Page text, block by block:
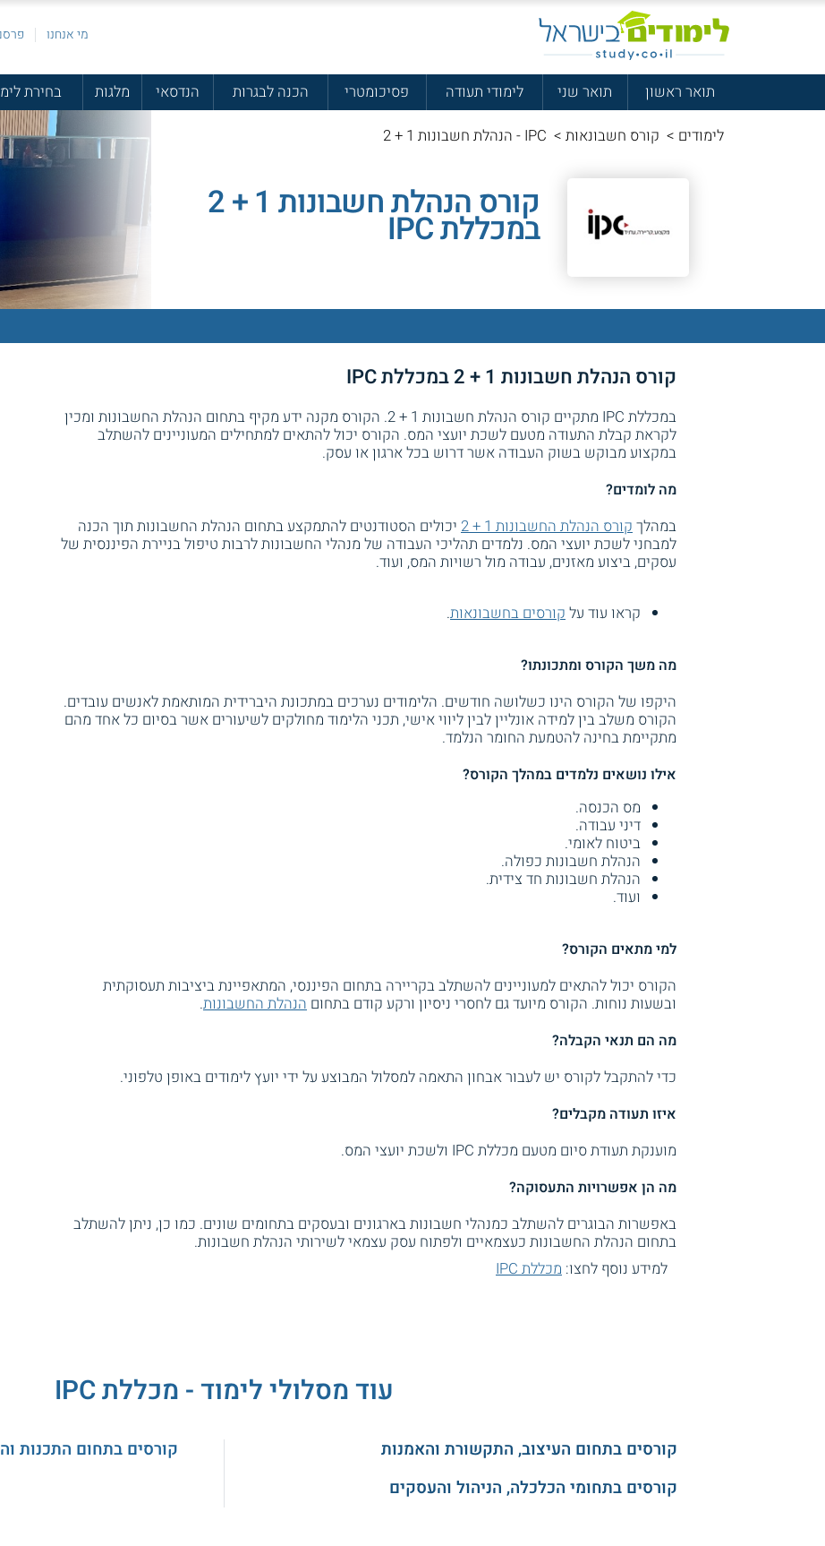
מי אנחנו
תואר ראשון תואר שני לימודי תעודה פסיכומטרי הכנה לבגרות הנדסאי מלגות בחירת
לימודים > קורס חשבונאות >
קורס הנהלת חשבונות 1 + 2
במכללת IPC
קורס הנהלת חשבונות 1 + 2 במכללת IPC
במכללת IPC מתקיים קורס הנהלת חשבונות 1 + 2. הקורס מקנה ידע מקיף בתחום הנהלת החשבונות ומכין
לקראת קבלת התעודה מטעם לשכת יועצי המס. הקורס יכול להתאים למתחילים המעוניינים להשתלב
במקצוע מבוקש בשוק העבודה אשר דרוש בכל ארגון או עסק.
מה לומדים?
במהלך קורס הנהלת החשבונות 1 + 2
יכולים הסטודנטים להתמקצע בתחום הנהלת החשבונות תוך הכנה
למבחני לשכת יועצי המס. נלמדים תהליכי העבודה של מנהלי החשבונות לרבות טיפול בניירת הפיננסית של
עסקים, ביצוע מאזנים, עבודה מול רשויות המס, ועוד.
קראו עוד עלקורסים בחשבונאות.
מה משך הקורס ומתכונתו?
היקפו של הקורס הינו כשלושה חודשים. הלימודים נערכים במתכונת היברידית המותאמת לאנשים עובדים.
הקורס משלב בין למידה אונליין לבין ליווי אישי, תכני הלימוד מחולקים לשיעורים אשר בסיום כל אחד מהם
מתקיימת בחינה להטמעת החומר הנלמד.
אילו נושאים נלמדים במהלך הקורס?
מס הכנסה.
דיני עבודה.
ביטוח לאומי.
הנהלת חשבונות כפולה.
הנהלת חשבונות חד צידית.
ועוד.
למי מתאים הקורס?
הקורס יכול להתאים למעוניינים להשתלב בקריירה בתחום הפיננסי, המתאפיינת ביציבות תעסוקתית
ובשעות נוחות. הקורס מיועד גם לחסרי ניסיון ורקע קודם בתחום הנהלת החשבונות.
מה הם תנאי הקבלה?
כדי להתקבל לקורס יש לעבור אבחון התאמה למסלול המבוצע על ידי יועץ לימודים באופן טלפוני.
איזו תעודה מקבלים?
מוענקת תעודת סיום מטעם מכללת IPC ולשכת יועצי המס.
מה הן אפשרויות התעסוקה?
באפשרות הבוגרים להשתלב כמנהלי חשבונות בארגונים ובעסקים בתחומים שונים. כמו כן, ניתן להשתלב
בתחום הנהלת החשבונות כעצמאיים ולפתוח עסק עצמאי לשירותי הנהלת חשבונות.
למידע נוסף לחצו: מכללת IPC
עוד מסלולי לימוד - מכללת IPC
קורסים בתחום העיצוב, התקשורת והאמנות
קורסים בתחומי הכלכלה, הניהול והעסקים
קורסים בתחום התכנות